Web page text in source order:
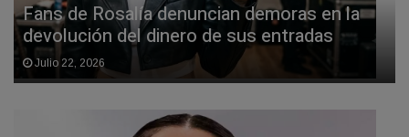
Fans de Rosalía denuncian demoras en la
devolución del dinero de sus entradas
Julio 22, 2026